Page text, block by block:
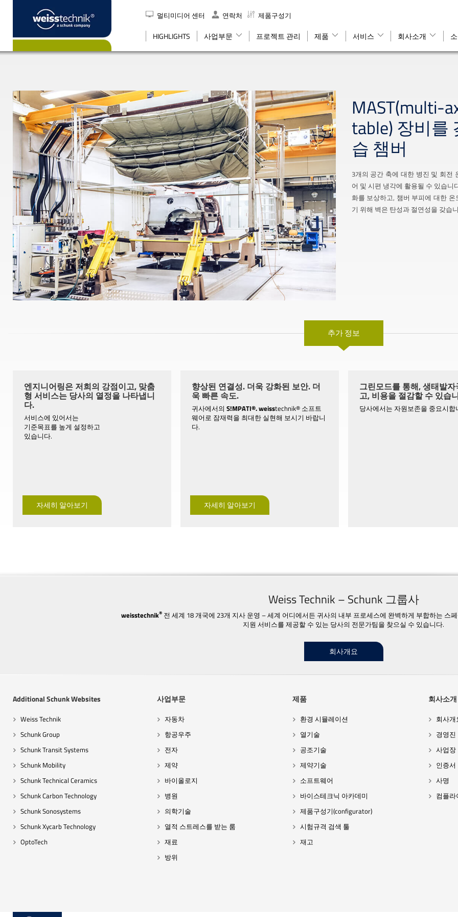
멀티미디어 센터 연락처 제품구성기
HIGHLIGHTS 사업부문 프로젝트 관리 제품 서비스 회사소개
검색
MAST(multi-
table) 장비를
습 챔버
3개의 공간 축에 대한 병진 및 회전
어 및 시편 냉각에 활용될 수 있습니
화를 보상하고, 챔버 부피에 대한
기 위해 벽은 탄성과 절연성을 갖습
추가 정보
엔지니어링은 저희의 강점이고, 맞춤
형 서비스는 당사의 열정을 나타냅니
다.
서비스에 있어서는
기준목표를 높게 설정하고
있습니다.
자세히 알아보기
향상된 연결성. 더욱 강화된 보안. 더
욱 빠른 속도.
귀사에서의 S!MPATI®.weisstechnik® 소프트
웨어로 잠재력을 최대한 실현해 보시기 바랍니
다.
자세히 알아보기
그린모드를 통해, 생태발자
고, 비용을 절감할 수 있습
당사에서는 자원보존을 중요시합
Weiss Technik – Schunk 그룹사
weisstechnik® 전 세계 18 개국에 23개 지사 운영 – 세계 어디에서든 귀사의 내부 프로세스에 완벽하게 부합하는 스
지원 서비스를 제공할 수 있는 당사의 전문가팀을 찾으실 수 있습니다.
회사개요
Additional Schunk Websites
Weiss Technik
Schunk Group
Schunk Transit Systems
Schunk Mobility
Schunk Technical Ceramics
Schunk Carbon Technology
Schunk Sonosystems
Schunk Xycarb Technology
OptoTech
사업부문
자동차
항공우주
전자
제약
바이올로지
병원
의학기술
열적 스트레스를 받는 룸
재료
방위
제품
환경 시뮬레이션
열기술
공조기술
제약기술
소프트웨어
바이스테크닉 아카데미
제품구성기(configurator)
시험규격 검색 툴
재고
회사소개
회사개
경영진
사업장
인증서
사명
컴플라